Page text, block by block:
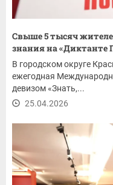
Свыше 5 тысяч
знания на «Диктанте
В городском округе
ежегодная
девизом «Знать,...
25.04.2026